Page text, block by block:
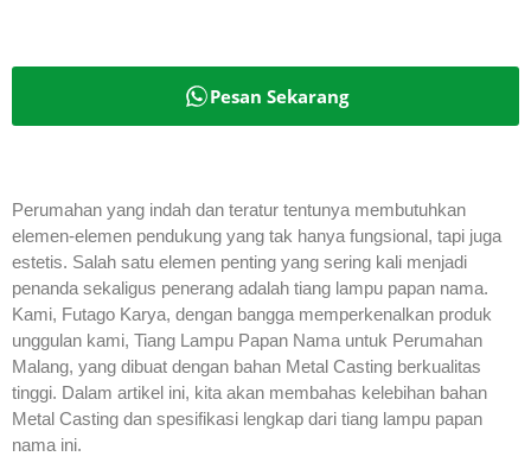
Pesan Sekarang
Perumahan yang indah dan teratur tentunya membutuhkan
elemen-elemen pendukung yang tak hanya fungsional, tapi juga
estetis. Salah satu elemen penting yang sering kali menjadi
penanda sekaligus penerang adalah tiang lampu papan nama.
Kami, Futago Karya, dengan bangga memperkenalkan produk
unggulan kami, Tiang Lampu Papan Nama untuk Perumahan
Malang, yang dibuat dengan bahan Metal Casting berkualitas
tinggi. Dalam artikel ini, kita akan membahas kelebihan bahan
Metal Casting dan spesifikasi lengkap dari tiang lampu papan
nama ini.